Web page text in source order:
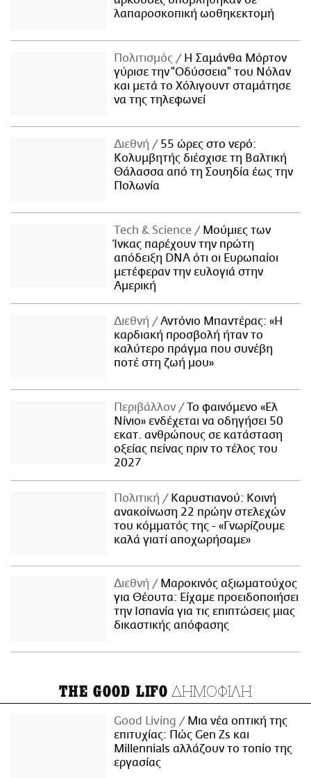
λαπαροσκοπική ωοθηκεκτομή
Πολιτισμός
Η Σαμάνθα Μόρτον
γύρισε την “Οδύσσεια” του Νόλαν
και μετά το Χόλιγουντ σταμάτησε
να της τηλεφωνεί
Διεθνή
55 ώρες στο νερό:
Κολυμβητής διέσχισε τη Βαλτική
Θάλασσα από τη Σουηδία έως την
Πολωνία
Τech & Science
Μούμιες των
Ίνκας παρέχουν την πρώτη
απόδειξη DNA ότι οι Ευρωπαίοι
μετέφεραν την ευλογιά στην
Αμερική
Διεθνή
Αντόνιο Μπαντέρας: «Η
καρδιακή προσβολή ήταν το
καλύτερο πράγμα που συνέβη
ποτέ στη ζωή μου»
Περιβάλλον
Το φαινόμενο «Ελ
Νίνιο» ενδέχεται να οδηγήσει 50
εκατ. ανθρώπους σε κατάσταση
οξείας πείνας πριν το τέλος του
2027
Πολιτική
Καρυστιανού: Κοινή
ανακοίνωση 22 πρώην στελεχών
του κόμματός της - «Γνωρίζουμε
καλά γιατί αποχωρήσαμε»
Διεθνή
Μαροκινός αξιωματούχος
για Θέουτα: Είχαμε προειδοποιήσει
την Ισπανία για τις επιπτώσεις μιας
δικαστικής απόφασης
THE GOOD LIFO ΔΗΜΟΦΙΛΗ
Good Living
Μια νέα οπτική της
επιτυχίας: Πώς Gen Zs και
Millennials αλλάζουν το τοπίο της
εργασίας